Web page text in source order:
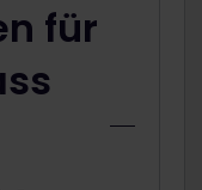
für